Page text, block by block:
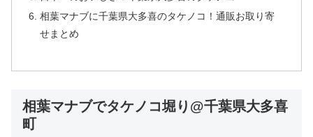
相葉マナブに千葉県大多喜のタケノコ！通販お取り寄
せまとめ
相葉マナブでタケノコ堀り@千葉県大多喜
町